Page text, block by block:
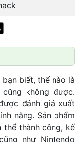
bạn biết, thế nào là
không được.
đánh giá xuất
năng. Sản phẩm
thể thành công, kế
như Nintendo